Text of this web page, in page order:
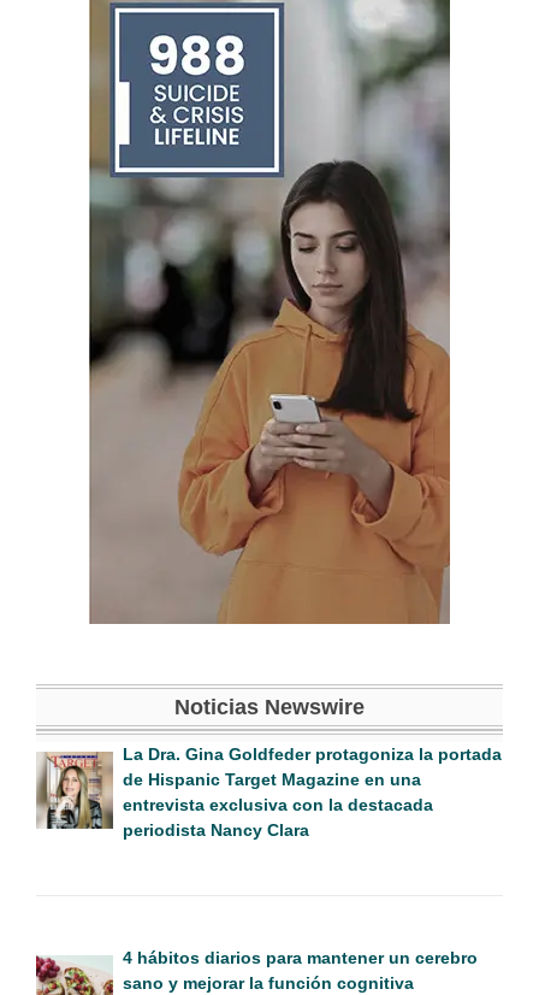
Noticias Newswire
La Dra. Gina Goldfeder protagoniza la portada
de Hispanic Target Magazine en una
entrevista exclusiva con la destacada
periodista Nancy Clara
4 hábitos diarios para mantener un cerebro
sano y mejorar la función cognitiva